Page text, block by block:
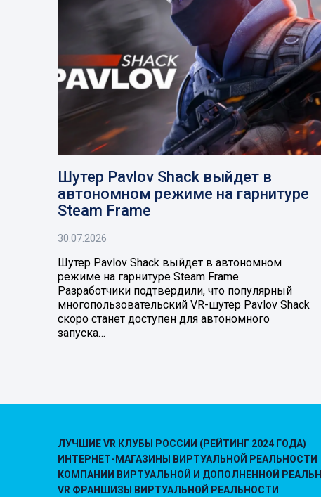
Шутер Pavlov Shack выйдет в
автономном режиме на гарнитуре
Steam Frame
30.07.2026
Шутер Pavlov Shack выйдет в автономном
режиме на гарнитуре Steam Frame
Разработчики подтвердили, что популярный
многопользовательский VR-шутер Pavlov Shack
скоро станет доступен для автономного
запуска…
ЛУЧШИЕ VR КЛУБЫ РОССИИ (РЕЙТИНГ 2024 ГОДА)
ИНТЕРНЕТ-МАГАЗИНЫ ВИРТУАЛЬНОЙ РЕАЛЬНОСТИ
КОМПАНИИ ВИРТУАЛЬНОЙ И ДОПОЛНЕННОЙ
VR ФРАНШИЗЫ ВИРТУАЛЬНОЙ РЕАЛЬНОСТИ